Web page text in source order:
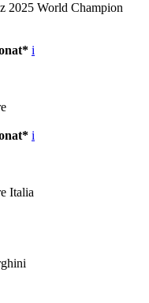
2025 World Champion
i
i
Italia